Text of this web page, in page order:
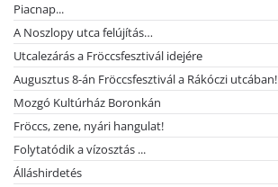
Piacnap...
A Noszlopy utca felújítás…
Utcalezárás a Fröccsfesztivál idejére
Augusztus 8-án Fröccsfesztivál a Rákóczi utcában!
Mozgó Kultúrház Boronkán
Fröccs, zene, nyári hangulat!
Folytatódik a vízosztás ...
Álláshirdetés